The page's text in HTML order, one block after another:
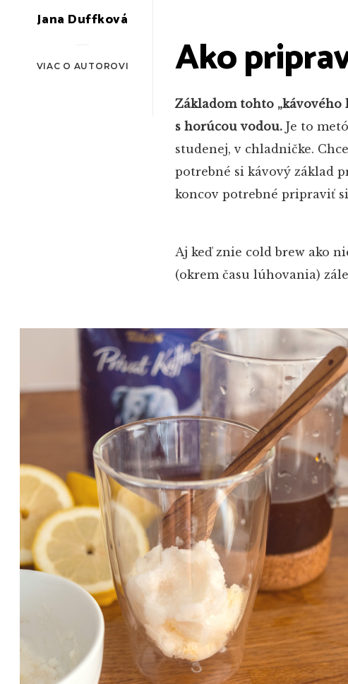
Jana Duffková
VIAC O AUTOROVI Ako
Základom tohto „kávového
s horúcou vodou. Je to
studenej, v chladničke.
potrebné si kávový základ
koncov potrebné pripraviť
Aj keď znie cold brew ako
(okrem času lúhovania)